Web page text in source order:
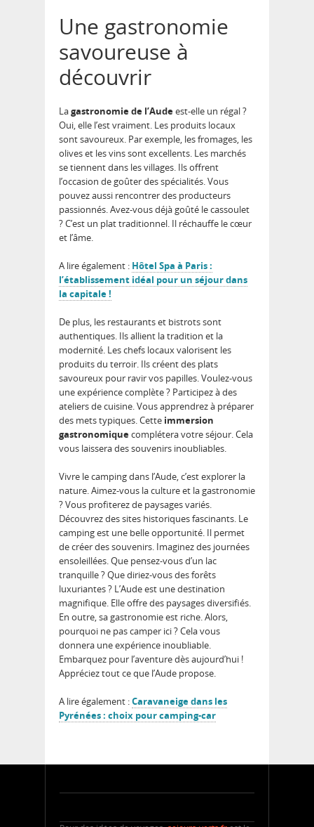
Une gastronomie
savoureuse à
découvrir
Lagastronomie de l’Audeest-elle un régal ?
Oui, elle l’est vraiment. Les produits locaux
sont savoureux. Par exemple, les fromages, les
olives et les vins sont excellents. Les marchés
se tiennent dans les villages. Ils offrent
l’occasion de goûter des spécialités. Vous
pouvez aussi rencontrer des producteurs
passionnés. Avez-vous déjà goûté le cassoulet
? C’est un plat traditionnel. Il réchauffe le cœur
et l’âme.
A lire également : Hôtel Spa à Paris :
l’établissement idéal pour un séjour dans
la capitale !
De plus, les restaurants et bistrots sont
authentiques. Ils allient la tradition et la
modernité. Les chefs locaux valorisent les
produits du terroir. Ils créent des plats
savoureux pour ravir vos papilles. Voulez-vous
une expérience complète ? Participez à des
ateliers de cuisine. Vous apprendrez à préparer
des mets typiques. Cette immersion
gastronomiquecomplétera votre séjour. Cela
vous laissera des souvenirs inoubliables.
Vivre le camping dans l’Aude, c’est explorer la
nature. Aimez-vous la culture et la gastronomie
? Vous profiterez de paysages variés.
Découvrez des sites historiques fascinants. Le
camping est une belle opportunité. Il permet
de créer des souvenirs. Imaginez des journées
ensoleillées. Que pensez-vous d’un lac
tranquille ? Que diriez-vous des forêts
luxuriantes ? L’Aude est une destination
magnifique. Elle offre des paysages diversifiés.
En outre, sa gastronomie est riche. Alors,
pourquoi ne pas camper ici ? Cela vous
donnera une expérience inoubliable.
Embarquez pour l’aventure dès aujourd’hui !
Appréciez tout ce que l’Aude propose.
A lire également :Caravaneige dans les
Pyrénées : choix pour camping-car